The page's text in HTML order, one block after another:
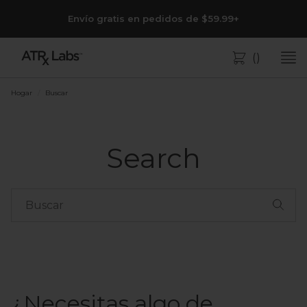
Envío gratis en pedidos de $59.99+
Bolsa
()
Hogar Buscar
Search